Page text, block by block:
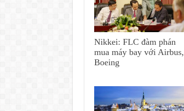
Nikkei: FLC đàm phán
mua máy bay với Airbus,
Boeing